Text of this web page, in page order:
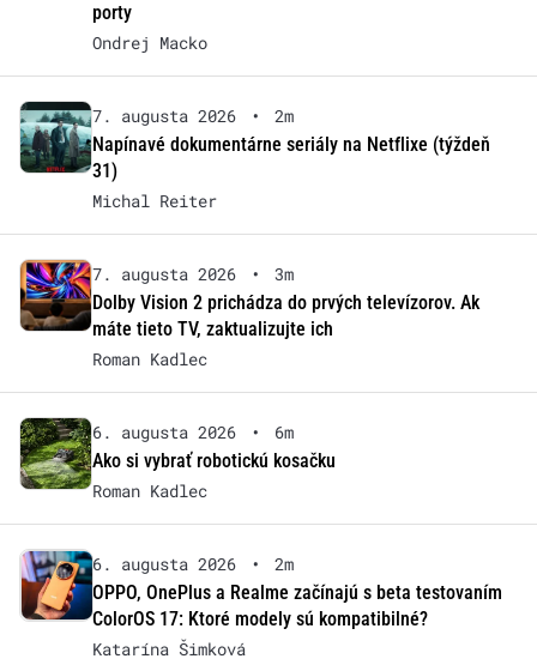
porty
Ondrej Macko
7. augusta 2026 •
2m
Napínavé dokumentárne seriály na Netflixe (týždeň
31)
Michal Reiter
7. augusta 2026 •
3m
Dolby Vision 2 prichádza do prvých televízorov. Ak
máte tieto TV, zaktualizujte ich
Roman Kadlec
6. augusta 2026 •
6m
Ako si vybrať robotickú kosačku
Roman Kadlec
6. augusta 2026 •
2m
OPPO, OnePlus a Realme začínajú s beta testovaním
ColorOS 17: Ktoré modely sú kompatibilné?
Katarína Šimková